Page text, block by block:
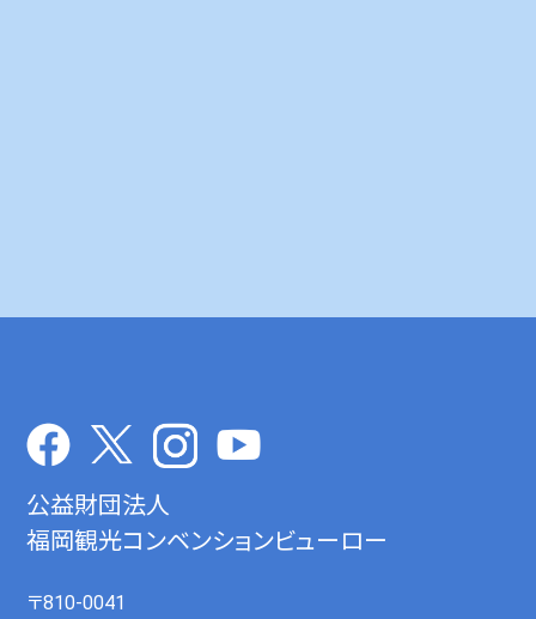
公益財団法人
福岡観光コンベンションビューロー
〒810-0041